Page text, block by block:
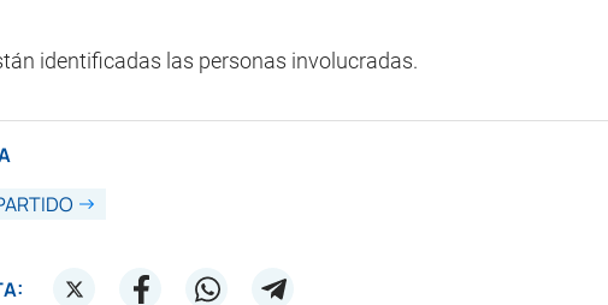
identificadas las personas involucradas.